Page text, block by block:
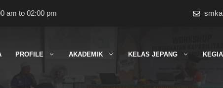
am to 02:00 pm
PROFILE AKADEMIK KELAS JEPANG